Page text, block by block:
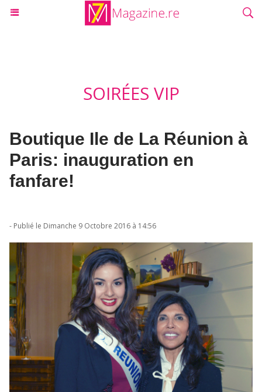
SOIRÉES VIP
Boutique Ile de La Réunion à
Paris: inauguration en
fanfare!
- Publié le Dimanche 9 Octobre 2016 à 14:56